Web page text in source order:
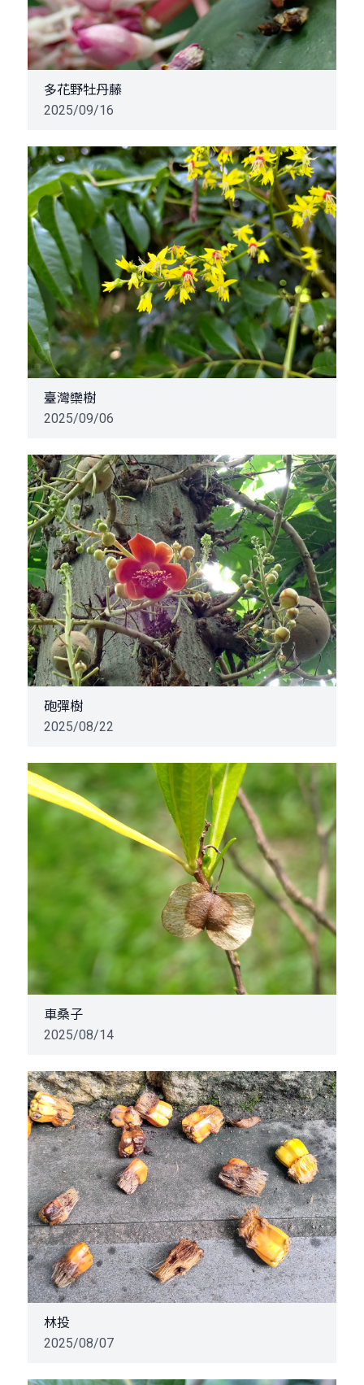
多花野牡丹藤
2025/09/16
臺灣欒樹
2025/09/06
砲彈樹
2025/08/22
車桑子
2025/08/14
林投
2025/08/07